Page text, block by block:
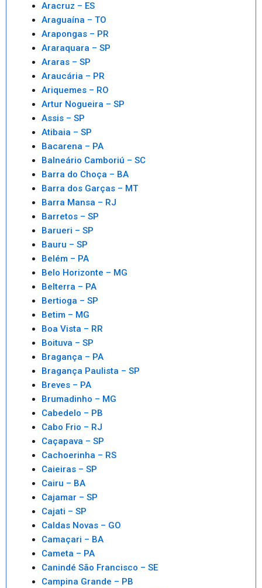
Aracruz – ES
Araguaína – TO
Arapongas – PR
Araraquara – SP
Araras – SP
Araucária – PR
Ariquemes – RO
Artur Nogueira – SP
Assis – SP
Atibaia – SP
Bacarena – PA
Balneário Camboriú – SC
Barra do Choça – BA
Barra dos Garças – MT
Barra Mansa – RJ
Barretos – SP
Barueri – SP
Bauru – SP
Belém – PA
Belo Horizonte – MG
Belterra – PA
Bertioga – SP
Betim – MG
Boa Vista – RR
Boituva – SP
Bragança – PA
Bragança Paulista – SP
Breves – PA
Brumadinho – MG
Cabedelo – PB
Cabo Frio – RJ
Caçapava – SP
Cachoerinha – RS
Caieiras – SP
Cairu – BA
Cajamar – SP
Cajati – SP
Caldas Novas – GO
Camaçari – BA
Cameta – PA
Canindé São Francisco – SE
Campina Grande – PB